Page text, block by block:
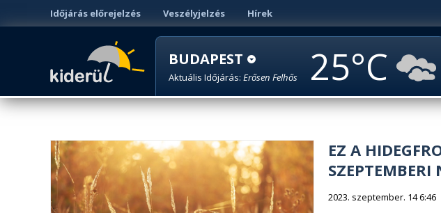
Időjárás előrejelzés Veszélyjelzés Hírek
BUDAPEST
Aktuális Időjárás: Erősen Felhős 25
EZ A
SZEPTEMBERI
2023. szeptember. 14 6:46